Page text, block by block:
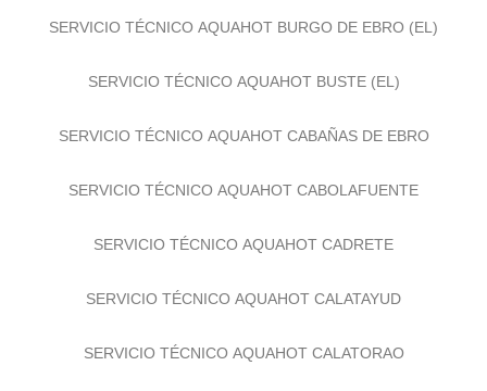
SERVICIO TÉCNICO AQUAHOT BURGO DE EBRO (EL)
SERVICIO TÉCNICO AQUAHOT BUSTE (EL)
SERVICIO TÉCNICO AQUAHOT CABAÑAS DE EBRO
SERVICIO TÉCNICO AQUAHOT CABOLAFUENTE
SERVICIO TÉCNICO AQUAHOT CADRETE
SERVICIO TÉCNICO AQUAHOT CALATAYUD
SERVICIO TÉCNICO AQUAHOT CALATORAO